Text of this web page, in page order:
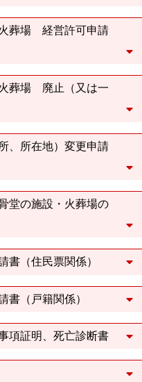
葬場 経営許可申請
葬場 廃止（又は一
、所在地）変更申請
堂の施設・火葬場の
（住民票関係）
（戸籍関係）
項証明、死亡診断書